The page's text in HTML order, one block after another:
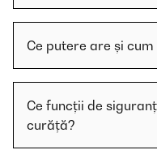
Ce putere are și
Ce funcții de
curăță?